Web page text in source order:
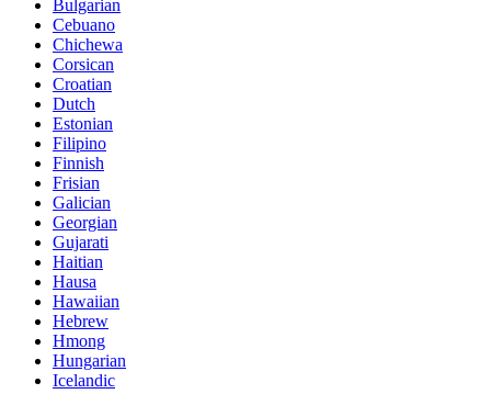
Bulgarian
Cebuano
Chichewa
Corsican
Croatian
Dutch
Estonian
Filipino
Finnish
Frisian
Galician
Georgian
Gujarati
Haitian
Hausa
Hawaiian
Hebrew
Hmong
Hungarian
Icelandic